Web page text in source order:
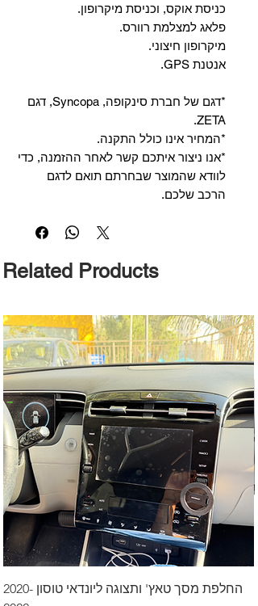
כניסת אוקס, וכניסת מיקרופון.
פלאג למצלמת רוורס.
מיקרופון חיצוני.
אנטנת GPS.
*דגם של חברת סינקופה, Syncopa, דגם
ZETA.
*המחיר אינו כולל התקנה.
*אנו ניצור איתכם קשר לאחר ההזמנה, כדי
לוודא שהמוצר שבחרתם תואם לדגם
הרכב שלכם.
Related Products
החלפת מסך טאץ' ותצוגה ליונדאי טוסון 2020-